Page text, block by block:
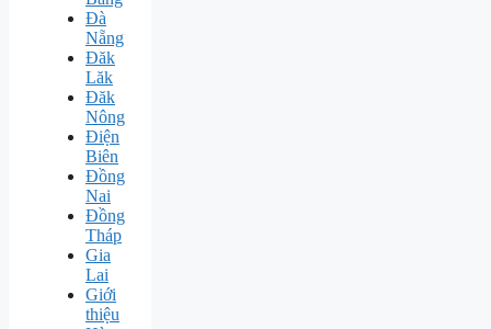
Đà
Nẵng
Đăk
Lăk
Đăk
Nông
Điện
Biên
Đồng
Nai
Đồng
Tháp
Gia
Lai
Giới
thiệu